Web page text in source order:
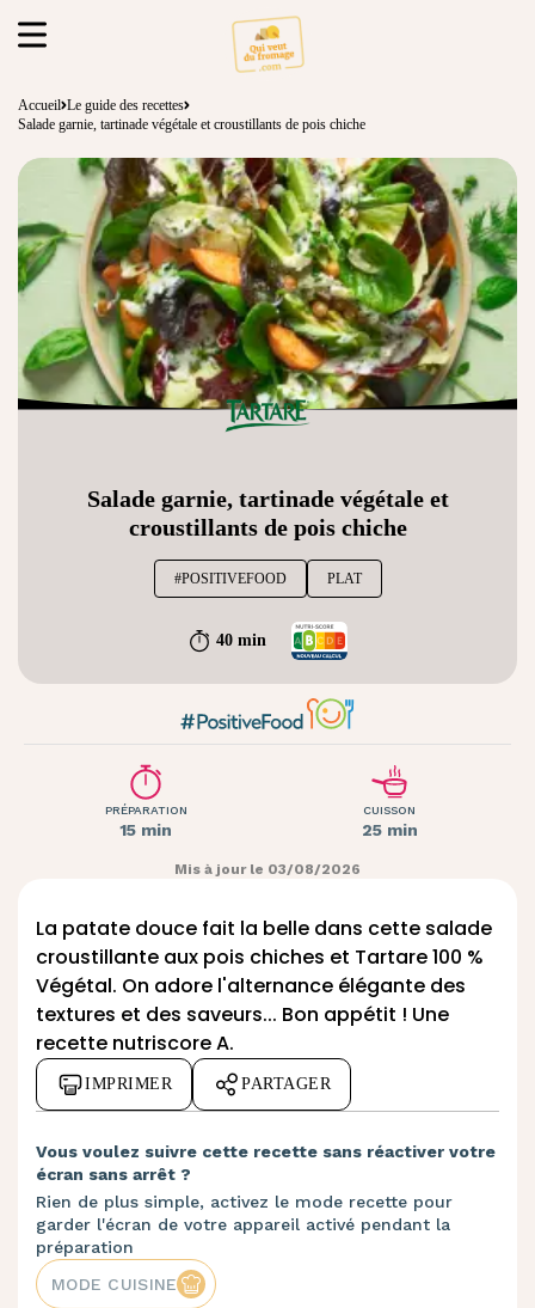
Accueil Le guide des recettes
Salade garnie, tartinade végétale et croustillants de pois chiche
Salade garnie, tartinade végétale et
croustillants de pois chiche
#POSITIVEFOOD PLAT
40 min
PRÉPARATION
15 min
CUISSON
25 min
Mis à jour le 03/08/2026
La patate douce fait la belle dans cette salade
croustillante aux pois chiches et Tartare 100 %
Végétal. On adore l'alternance élégante des
textures et des saveurs... Bon appétit ! Une
recette nutriscore A.
IMPRIMER PARTAGER
Vous voulez suivre cette recette sans réactiver votre
écran sans arrêt ?
Rien de plus simple, activez le mode recette pour
garder l'écran de votre appareil activé pendant la
préparation
MODE CUISINE